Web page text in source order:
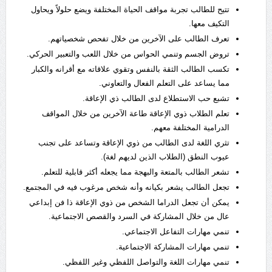
تتيح للطالب تجربة مواقف الحياة المختلفة ويضع حلولاً ويحاول
التكيف معها.
تعرف الطالب على الآخرين من خلال تفحص شخصياتهم.
تروض الجسم وتنمي الحواس من خلال اللعب والتعبير الحركي.
تكسب الطالب الثقة بالنفس وتقوي علاقاته مع أقرانه والكبار
مما يساعد على التعلم الفعال والتعاوني.
تشبع حب الاستطلاع لدى الطالب ذي الإعاقة.
تعلم الطلاب ذوي الإعاقة طاعة الآخرين من خلال المواقف
الدرامية المختلفة معهم.
تثري اللغة لدى الطالب من ذوي الإعاقة وتساعد على تجنب
عيوب النطق (الطلاب الذين لديهم لغة).
تشعر الطالب بالمتعة والبهجة مما يجعله أكثر قابلية للتعلم.
تجعل الطالب يشعر بكيانه وأنه شخص مرغوب فيه في المجتمع.
يمكن أن تجعل الدراما الشخص من ذوي الإعاقة ذا فن إبداعي
عال من خلال المشاركة في السرد والقصص الاجتماعية.
تنمي مهارات التفاعل الاجتماعي.
تنمي مهارات المشاركة الاجتماعية.
تنمي مهارات اللغة والتواصل اللفظي وغير اللفظي.